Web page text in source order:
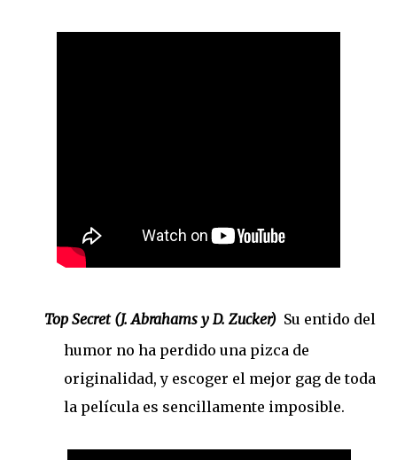
Top Secret (J. Abrahams y D. Zucker) Su entido del
humor no ha perdido una pizca de
originalidad, y escoger el mejor gag de toda
la película es sencillamente imposible.